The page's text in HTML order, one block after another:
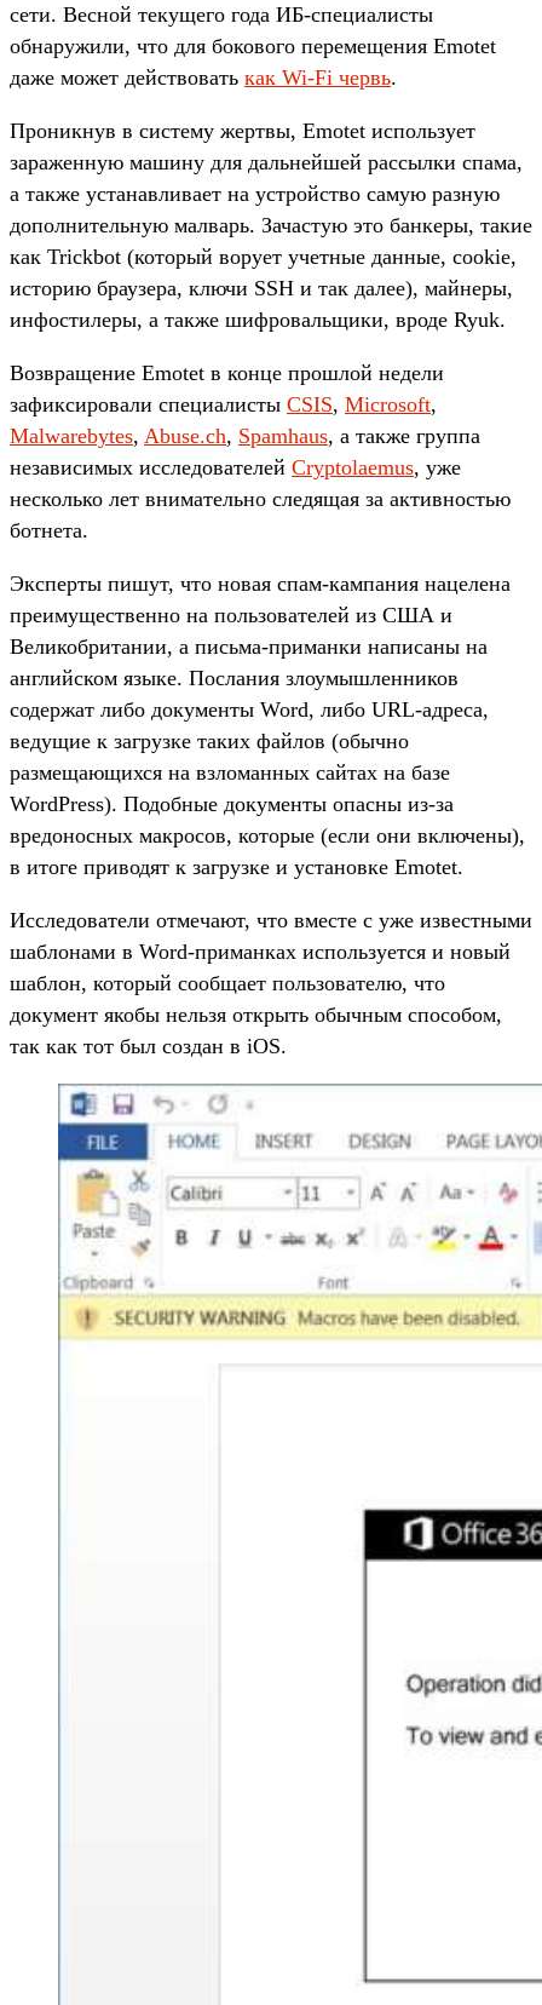
сети. Весной текущего года ИБ-специалисты
обнаружили, что для бокового перемещения Emotet
даже может действовать как Wi-Fi червь.
Проникнув в систему жертвы, Emotet использует
зараженную машину для дальнейшей рассылки спама,
а также устанавливает на устройство самую разную
дополнительную малварь. Зачастую это банкеры, такие
как Trickbot (который ворует учетные данные, cookie,
историю браузера, ключи SSH и так далее), майнеры,
инфостилеры, а также шифровальщики, вроде Ryuk.
Возвращение Emotet в конце прошлой недели
зафиксировали специалисты CSIS, Microsoft,
Malwarebytes, Abuse.ch, Spamhaus, а также группа
независимых исследователей Cryptolaemus, уже
несколько лет внимательно следящая за активностью
ботнета.
Эксперты пишут, что новая спам-кампания нацелена
преимущественно на пользователей из США и
Великобритании, а письма-приманки написаны на
английском языке. Послания злоумышленников
содержат либо документы Word, либо URL-адреса,
ведущие к загрузке таких файлов (обычно
размещающихся на взломанных сайтах на базе
WordPress). Подобные документы опасны из-за
вредоносных макросов, которые (если они включены),
в итоге приводят к загрузке и установке Emotet.
Исследователи отмечают, что вместе с уже известными
шаблонами в Word-приманках используется и новый
шаблон, который сообщает пользователю, что
документ якобы нельзя открыть обычным способом,
так как тот был создан в iOS.